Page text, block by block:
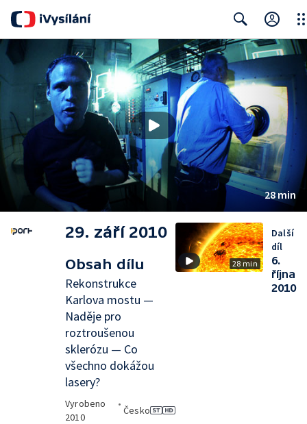
Search
28 min
29. září 2010
Obsah dílu
Rekonstrukce
Karlova mostu —
Naděje pro
roztroušenou
sklerózu — Co
všechno dokážou
lasery?
Vyrobeno
2010
•
Česko
28 min
Další
díl
6.
října
2010